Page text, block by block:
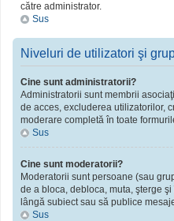
către administrator.
Sus
Niveluri de utilizatori şi
Cine sunt administratorii?
Administratorii sunt membrii
de acces, excluderea utilizatorilor,
moderare completă în toate
Sus
Cine sunt moderatorii?
Moderatorii sunt persoane (sau
de a bloca, debloca, muta, şterge
lângă subiect sau să publice
Sus